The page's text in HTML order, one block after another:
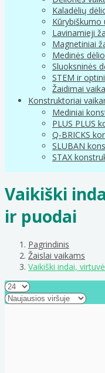
Kaladėlių
Kūrybiškumo
Lavinamieji
Magnetiniai
Medinės
Sluoksninės
STEM ir
Žaidimai
Konstruktoriai
Mediniai
PLUS PLUS
Q-BRICKS
SLUBAN
STAX
Vaikiški
ir puodai
Pagrindinis
Žaislai vaikams
Vaikiški indai,